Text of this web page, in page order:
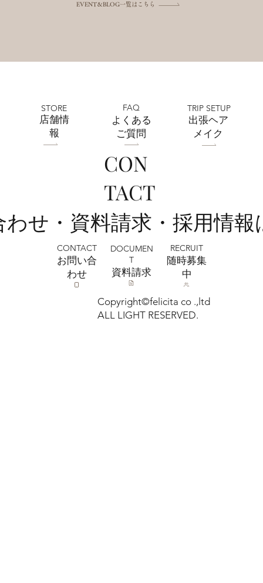
EVENT＆BLOG一覧はこちら
Copyright©felicita co .,ltd
ALL LIGHT RESERVED.
CON
TACT
せ・資料請求・採用情
CONTACT
お問い合
わせ
DOCUMEN
T
​資料請求
RECRUIT
​随時募集
中
STORE
​店舗情
報
FAQ
よくある
ご質問
TRIP SETUP
出張ヘア
メイク